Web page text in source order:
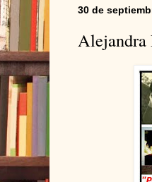
30 de
Alejandra